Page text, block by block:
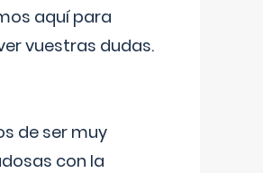
aquí para
vuestras dudas.
de ser muy
con la